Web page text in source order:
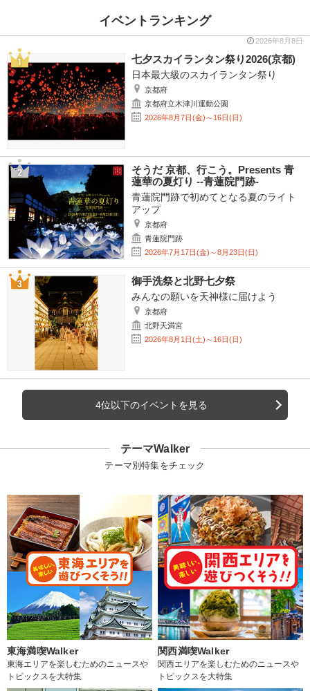
イベントランキング
2026年8月8日
七夕スカイランタン祭り2026(京都)
日本最大級のスカイランタン祭り
京都府
京都府立木津川運動公園
2026年8月7日(金)～16日(日)
そうだ 京都、行こう。Presents 青
蓮華の夏灯り --青蓮院門跡-
青蓮院門跡で初めてとなる夏のライト
アップ
京都府
青蓮院門跡
2026年7月17日(金)～8月23日(日)
御手洗祭と北野七夕祭
みんなの願いを天神様に届けよう
京都府
北野天満宮
2026年8月1日(土)～16日(日)
4位以下のイベントを見る
テーマWalker
テーマ別特集をチェック
東海満喫Walker
東海エリアを楽しむためのニュースや
トピックスを大特集
関西満喫Walker
関西エリアを楽しむためのニュースや
トピックスを大特集